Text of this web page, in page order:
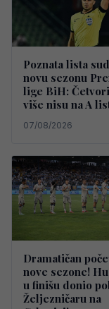
Poznata lista
novu sezonu
lige BiH:
više nisu na A
07/08/2026
Dramatičan
nove sezone!
u finišu donio
Željezničaru na